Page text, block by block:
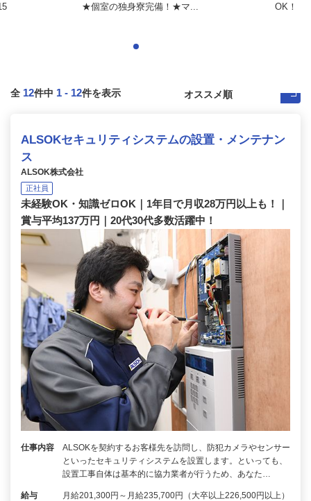
★個室の独身寮完備！★マ...
OK！
全 12件中 1 - 12件を表示
ALSOKセキュリティシステムの設置・メンテナン
ス
ALSOK株式会社
正社員
未経験OK・知識ゼロOK｜1年目で月収28万円以上も！｜
賞与平均137万円｜20代30代多数活躍中！
仕事内容
ALSOKを契約するお客様先を訪問し、防犯カメラやセンサー
といったセキュリティシステムを設置します。といっても、
設置工事自体は基本的に協力業者が行うため、あなた…
給与
月給201,300円～月給235,700円（大卒以上226,500円以上）